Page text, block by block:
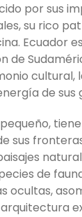
por sus
su rico
Ecuador
de
cultural,
de sus
sus
de
ocultas,